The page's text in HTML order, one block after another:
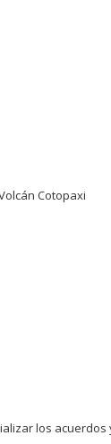
Cotopaxi
los